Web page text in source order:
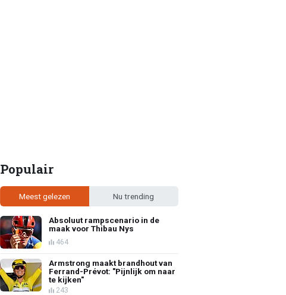
Populair
Meest gelezen Nu trending
Absoluut rampscenario in de
maak voor Thibau Nys
464
Armstrong maakt brandhout van
Ferrand-Prévot: "Pijnlijk om naar
te kijken"
243